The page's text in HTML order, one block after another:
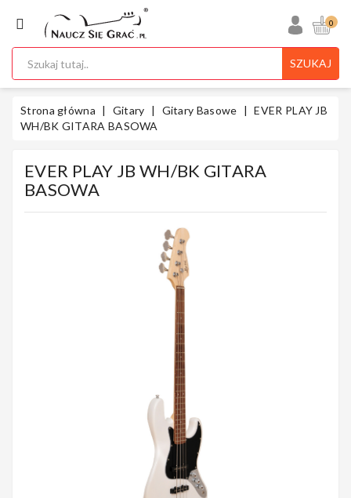
KATEGORIA
Ukulele
Gitary
0
SZUKAJ
Strona główna Gitary Gitary Basowe
EVER PLAY JB
WH/BK GITARA BASOWA
EVER PLAY JB WH/BK GITARA
BASOWA